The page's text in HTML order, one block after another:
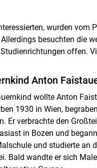
wurden vom
besuchten die
offen.
Anton
wollte Anton
1930 in Wien,
Er verbrachte den
in Bozen und
und studierte an
Bald wandte er sich